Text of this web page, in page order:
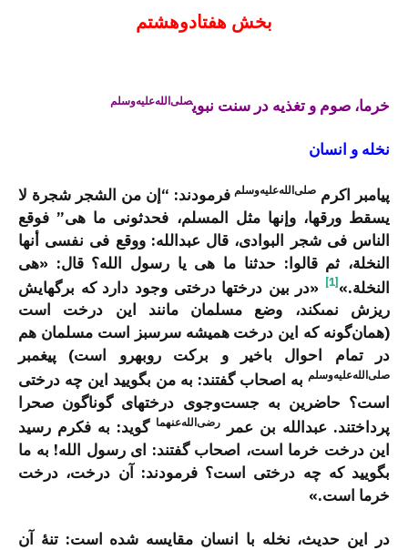
بخش هفتادوهشتم
خرما، صوم و تغذیه در سنت نبویصلی‌الله‌علیه‌وسلم
نخله و انسان
پیامبر اکرم صلی‌الله‌علیه‌وسلم فرمودند: “إن من الشجر شجرة ‌لا
‌یسقط ‌ورقها، وإنها مثل المسلم، فحدثونی ما هی” فوقع
الناس فی شجر البوادی، قال عبدالله: ووقع فی نفسی أنها
النخلة، ثم قالوا: حدثنا ما هی یا رسول الله؟ قال: «هی
النخلة.» [1]
«در بین درخت­ها درختى وجود دارد كه برگ­هایش
ریزش نمى­كند، وضع مسلمان مانند این درخت است
(همان‌گونه كه این درخت همیشه سرسبز است مسلمان هم
در تمام احوال باخیر و بركت روبه­رو است) پیغمبر
صلی‌الله‌علیه‌وسلم به اصحاب گفتند: به من بگویید این چه درختی
است؟ حاضرین به جست‌وجوى درخت­هاى گوناگون صحرا
پرداختند. عبدالله بن عمر
رضی‌الله‌عنهما گوید: به فكرم رسید
این درخت خرما است، اصحاب گفتند: اى رسول الله! به ما
بگویید كه چه درختى است؟ فرمودند: آن درخت، درخت
خرما است.»
در این حدیث، نخله با انسان مقایسه شده است: تنۀ آن